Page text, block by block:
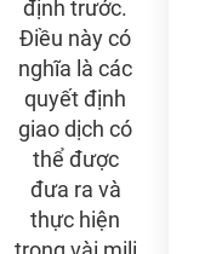
định trước.
Điều này có
nghĩa là các
quyết định
giao dịch có
thể được
đưa ra và
thực hiện